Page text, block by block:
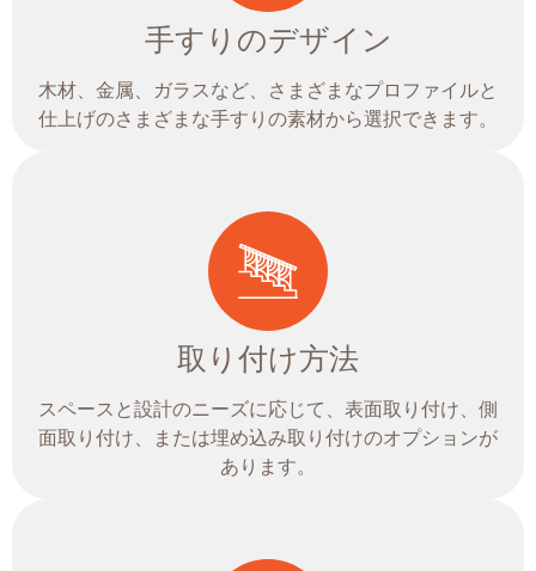
手すりのデザイン
木材、金属、ガラスなど、さまざまなプロファイルと
仕上げのさまざまな手すりの素材から選択できます。
取り付け方法
スペースと設計のニーズに応じて、表面取り付け、側
面取り付け、または埋め込み取り付けのオプションが
あります。